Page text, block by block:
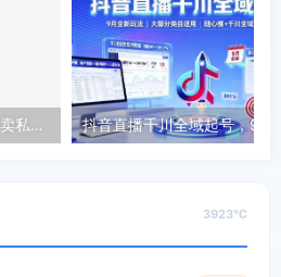
男粉项目冷门新玩法，售卖私密训练课程，一天轻松1000+【揭秘】
3923℃